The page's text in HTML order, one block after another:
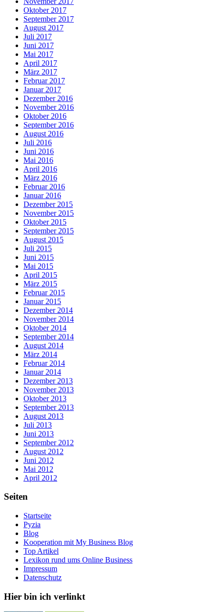
Oktober 2017
September 2017
August 2017
Juli 2017
Juni 2017
Mai 2017
April 2017
März 2017
Februar 2017
Januar 2017
Dezember 2016
November 2016
Oktober 2016
September 2016
August 2016
Juli 2016
Juni 2016
Mai 2016
April 2016
März 2016
Februar 2016
Januar 2016
Dezember 2015
November 2015
Oktober 2015
September 2015
August 2015
Juli 2015
Juni 2015
Mai 2015
April 2015
März 2015
Februar 2015
Januar 2015
Dezember 2014
November 2014
Oktober 2014
September 2014
August 2014
März 2014
Februar 2014
Januar 2014
Dezember 2013
November 2013
Oktober 2013
September 2013
August 2013
Juli 2013
Juni 2013
September 2012
August 2012
Juni 2012
Mai 2012
April 2012
Seiten
Startseite
Pyzia
Blog
Kooperation mit My Business Blog
Top Artikel
Lexikon rund ums Online Business
Impressum
Datenschutz
Hier bin ich verlinkt